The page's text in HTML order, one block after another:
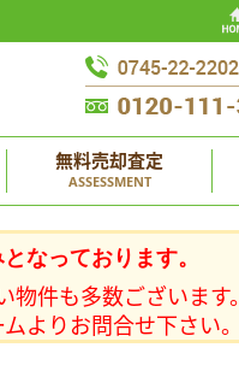
無料売却査定
ASSESSMENT
なっております。
件も多数ございます。
よりお問合せ下さい。